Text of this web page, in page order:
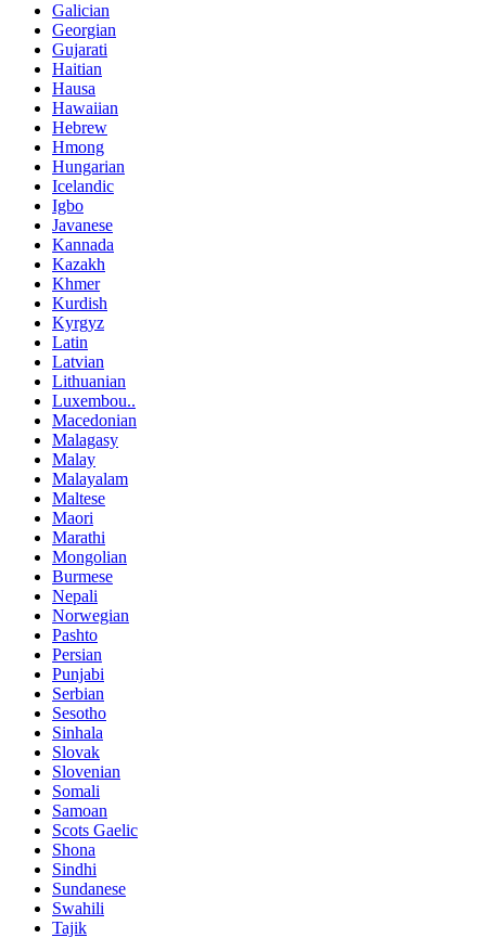
Galician
Georgian
Gujarati
Haitian
Hausa
Hawaiian
Hebrew
Hmong
Hungarian
Icelandic
Igbo
Javanese
Kannada
Kazakh
Khmer
Kurdish
Kyrgyz
Latin
Latvian
Lithuanian
Luxembou..
Macedonian
Malagasy
Malay
Malayalam
Maltese
Maori
Marathi
Mongolian
Burmese
Nepali
Norwegian
Pashto
Persian
Punjabi
Serbian
Sesotho
Sinhala
Slovak
Slovenian
Somali
Samoan
Scots Gaelic
Shona
Sindhi
Sundanese
Swahili
Tajik